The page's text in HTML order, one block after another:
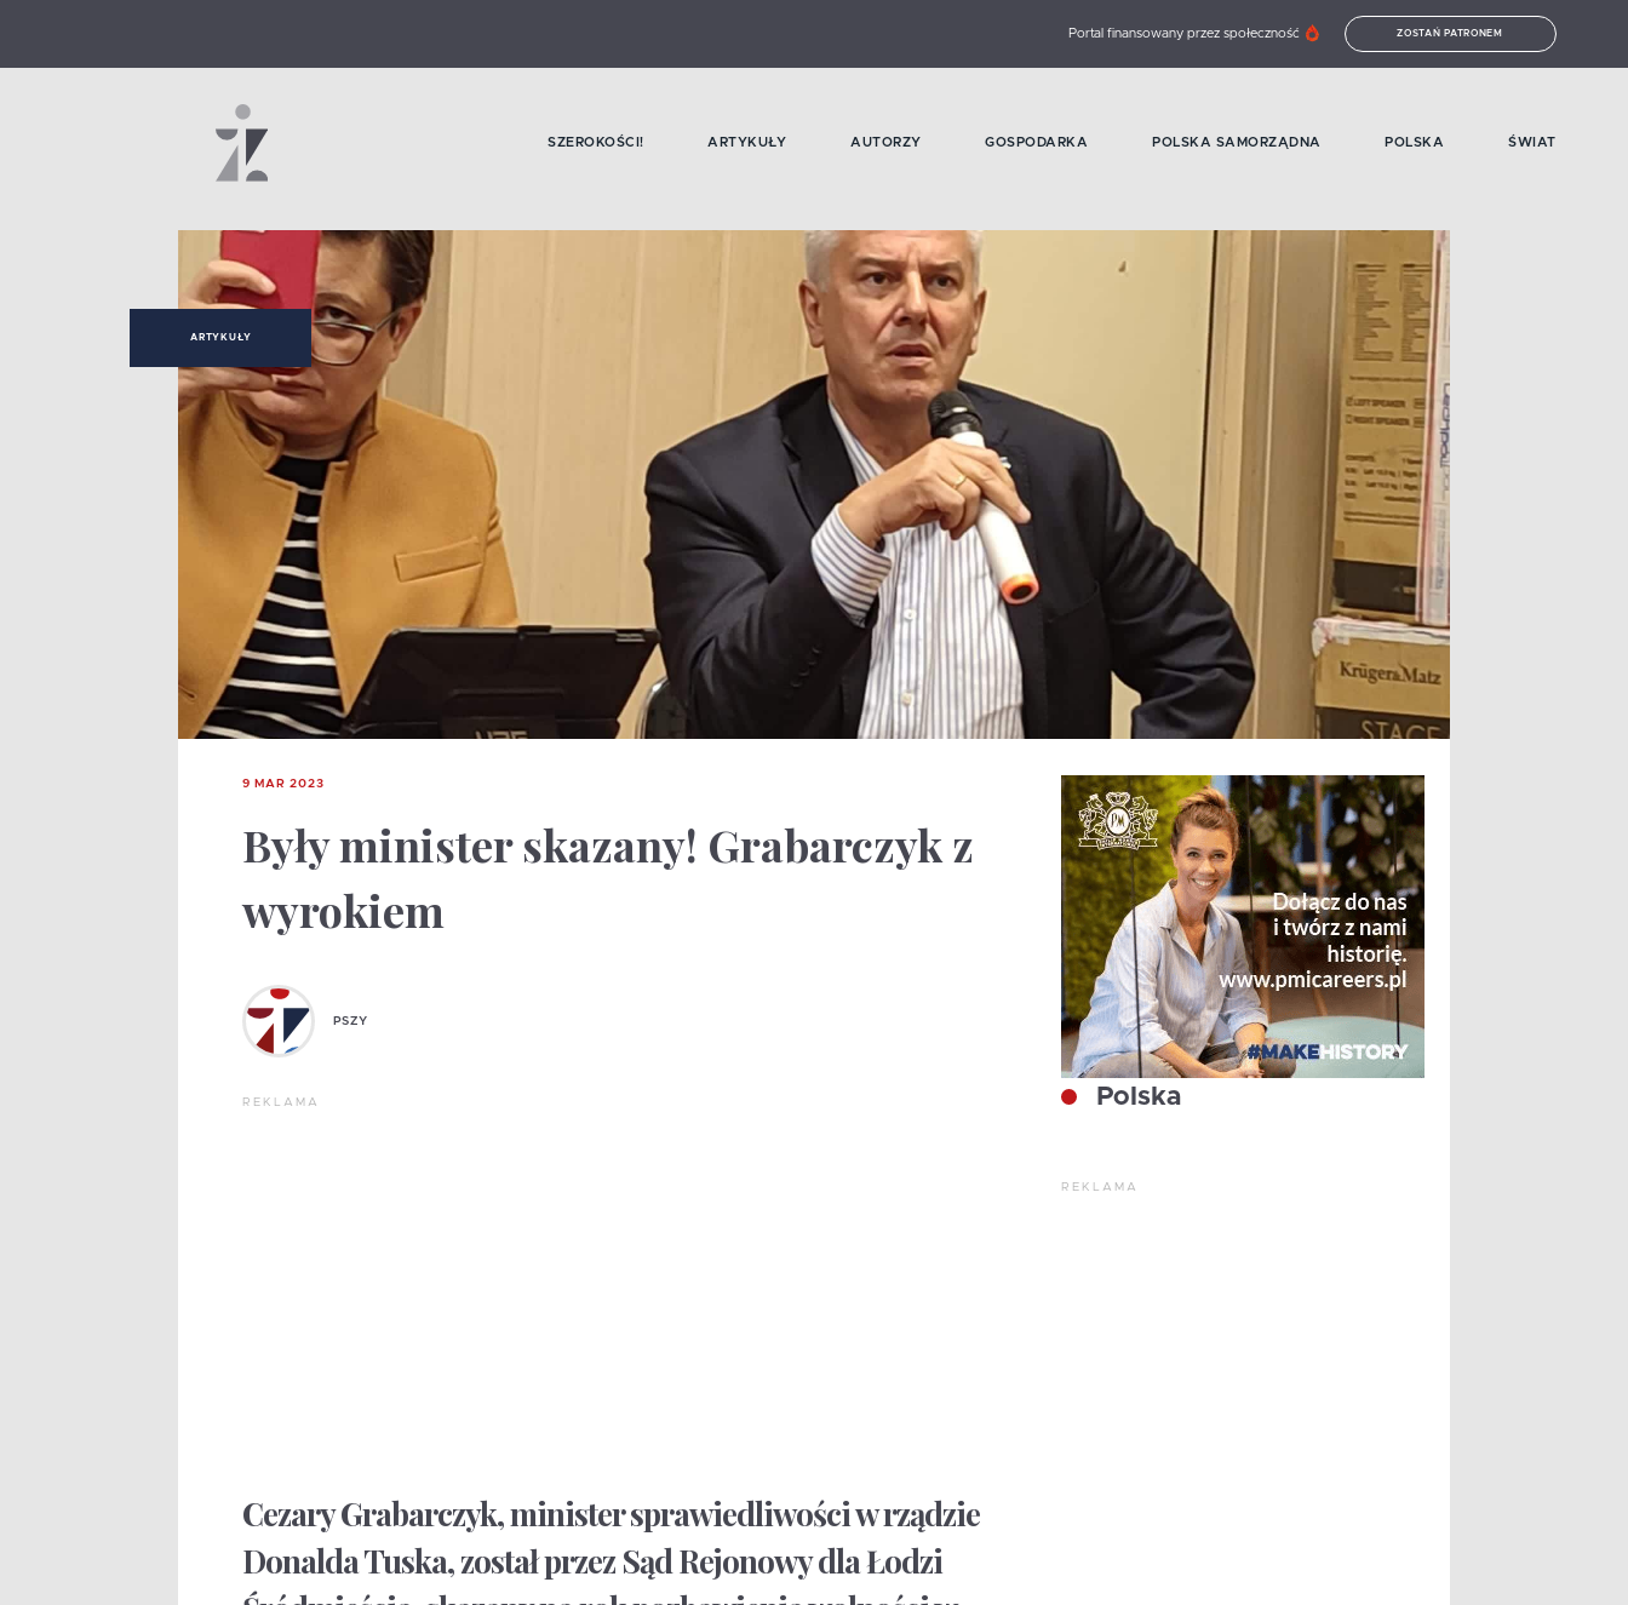
Portal finansowany przez społeczność ZOSTAŃ PATRONEM
SZEROKOŚCI! ARTYKUŁY AUTORZY GOSPODARKA POLSKA SAMORZĄDNA POLSKA ŚWIAT
ARTYKUŁY
9 MAR 2023
Były minister skazany! Grabarczyk z
wyrokiem
PSZY
REKLAMA
Cezary Grabarczyk, minister sprawiedliwości w rządzie
Donalda Tuska, został przez Sąd Rejonowy dla Łodzi
Polska
REKLAMA